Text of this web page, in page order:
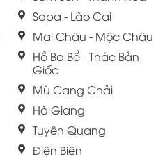
Sapa - Lào Cai
Mai Châu - Mộc Châu
Hồ Ba Bể - Thác Bản
Giốc
Mù Cang Chải
Hà Giang
Tuyên Quang
Điện Biên